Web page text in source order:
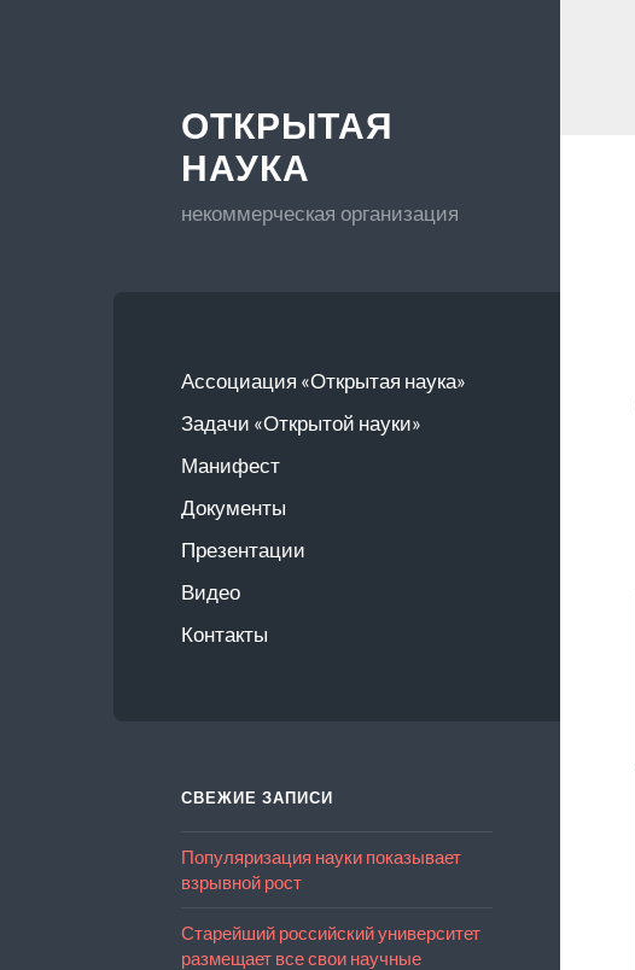
ОТКРЫТАЯ
НАУКА
некоммерческая организация
Ассоциация «Открытая наука»
Задачи «Открытой науки»
Манифест
Документы
Презентации
Видео
Контакты
СВЕЖИЕ ЗАПИСИ
Популяризация науки показывает
взрывной рост
Старейший российский университет
размещает все свои научные